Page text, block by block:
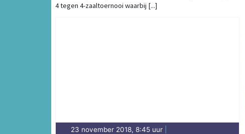
4 tegen 4-zaaltoernooi waarbij [...]
23 november 2018, 8:45 uur